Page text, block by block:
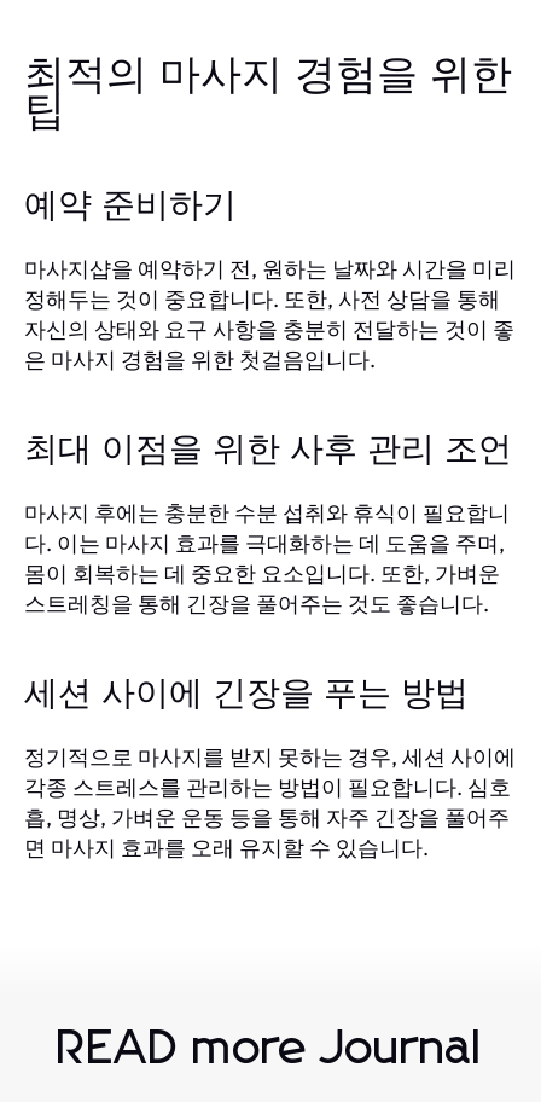
최적의 마사지 경험을 위한
팁
예약 준비하기
마사지샵을 예약하기 전, 원하는 날짜와 시간을 미리
정해두는 것이 중요합니다. 또한, 사전 상담을 통해
자신의 상태와 요구 사항을 충분히 전달하는 것이 좋
은 마사지 경험을 위한 첫걸음입니다.
최대 이점을 위한 사후 관리 조언
마사지 후에는 충분한 수분 섭취와 휴식이 필요합니
다. 이는 마사지 효과를 극대화하는 데 도움을 주며,
몸이 회복하는 데 중요한 요소입니다. 또한, 가벼운
스트레칭을 통해 긴장을 풀어주는 것도 좋습니다.
세션 사이에 긴장을 푸는 방법
정기적으로 마사지를 받지 못하는 경우, 세션 사이에
각종 스트레스를 관리하는 방법이 필요합니다. 심호
흡, 명상, 가벼운 운동 등을 통해 자주 긴장을 풀어주
면 마사지 효과를 오래 유지할 수 있습니다.
READ more Journal